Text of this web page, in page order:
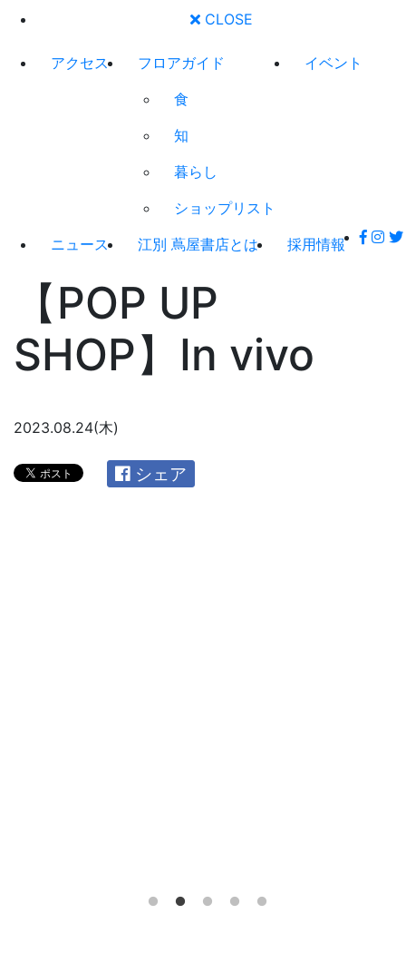
CLOSE
アクセス
フロアガイド
食
知
暮らし
ショップリスト
イベント
ニュース 江別 蔦屋書店とは 採用情報
【POP UP
SHOP】In vivo
2023.08.24(木)
シェア